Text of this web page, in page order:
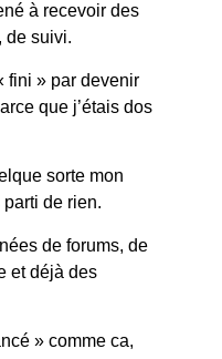
à recevoir des
de suivi.
fini » par devenir
que j’étais dos
sorte mon
de rien.
de forums, de
et déjà des
» comme ca,